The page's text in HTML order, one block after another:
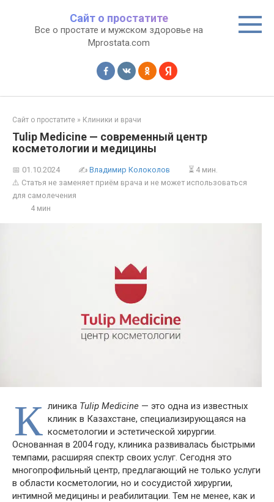
контенту
Сайт о простатите
Все о простате и мужском здоровье на
Mprostata.com
Сайт о простатите » Клиники и врачи
Tulip Medicine — современный центр
косметологии и медицины
📅 01.10.2024 ✍ Владимир Колоколов
⏳ 4 мин.
⚠️ Статья не заменяет приём врача и не может использоваться
для самолечения
4 мин
К линика Tulip Medicine — это одна из известных
клиник в Казахстане, специализирующаяся на
косметологии и эстетической хирургии.
Основанная в 2004 году, клиника развивалась быстрыми
темпами, расширяя спектр своих услуг. Сегодня это
многопрофильный центр, предлагающий не только услуги
в области косметологии, но и сосудистой хирургии,
интимной медицины и реабилитации. Тем не менее, как и